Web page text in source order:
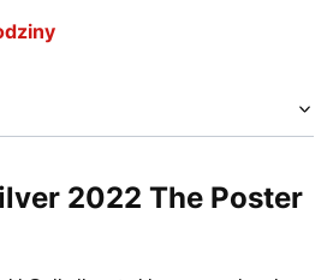
2022 The Poster